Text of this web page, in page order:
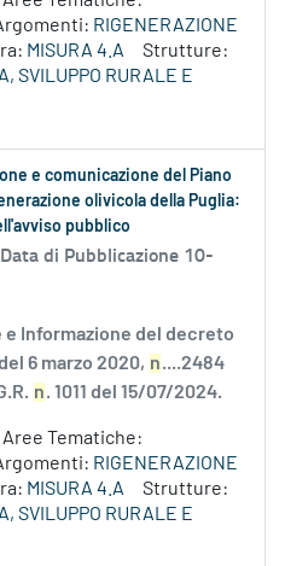
RIGENERAZIONE
MISURA 4.A
Strutture:
SVILUPPO RURALE E
e comunicazione del Piano
olivicola della Puglia:
pubblico
Data di Pubblicazione 10-
e Informazione del decreto
6 marzo 2020, n....2484
n. 1011 del 15/07/2024.
Aree Tematiche:
RIGENERAZIONE
MISURA 4.A
Strutture:
SVILUPPO RURALE E